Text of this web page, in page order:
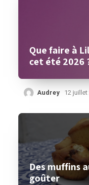
Que faire à
cet été 2026
Audrey 12
Des muffins
goûter